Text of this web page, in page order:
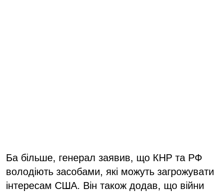
Ба більше, генерал заявив, що КНР та РФ
володіють засобами, які можуть загрожувати
інтересам США. Він також додав, що війни